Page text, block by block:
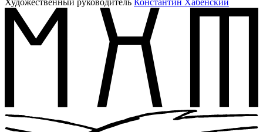
Художественный руководитель Константин Хабенский